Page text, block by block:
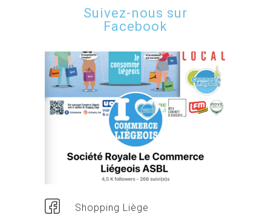
Suivez-nous sur
Facebook
Shopping Liège